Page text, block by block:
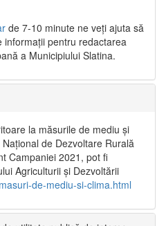
de 7-10 minute ne veți ajuta să
pentru redactarea
a Municipiului Slatina.
la măsurile de mediu și
de Dezvoltare Rurală
Campaniei 2021, pot fi
Agriculturii și Dezvoltării
de-mediu-si-clima.html